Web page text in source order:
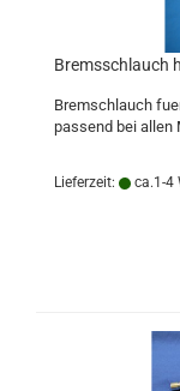
Bremsschlauch
Bremschlauch
passend bei allen
Lieferzeit: ca.1-4